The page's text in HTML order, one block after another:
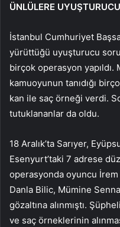
ÜNLÜLERE
İstanbul Cumhuriyet
yürüttüğü uyuşturucu
birçok operasyon yapıldı.
kamuoyunun tanıdığı
kan ile saç örneği verdi.
tutuklananlar da oldu.
18 Aralık’ta Sarıyer,
Esenyurt’taki 7 adrese
operasyonda oyuncu
Danla Bilic, Mümine
gözaltına alınmıştı.
ve saç örneklerinin